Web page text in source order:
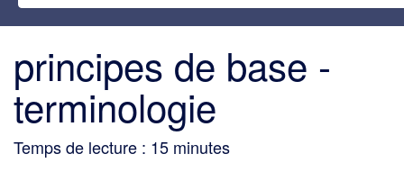
principes de base -
terminologie
Temps de lecture : 15 minutes